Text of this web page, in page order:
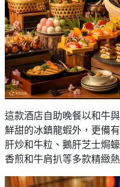
這款酒店自助晚餐以和牛
鮮甜的冰鎮龍蝦外，更備
肝炒和牛粒、鵝肝芝士焗
香煎和牛肩扒等多款精緻熱